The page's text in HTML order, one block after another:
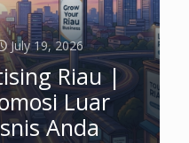
July 19, 2026
Riau |
Luar
Anda